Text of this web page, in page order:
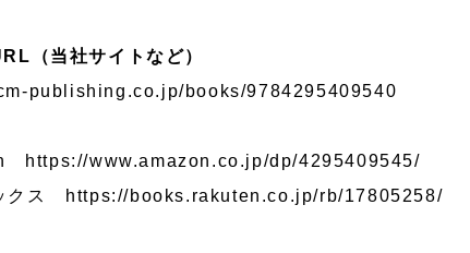
（当社サイトなど）
publishing.co.jp/books/9784295409540
https://www.amazon.co.jp/dp/4295409545/
クス
https://books.rakuten.co.jp/rb/17805258/